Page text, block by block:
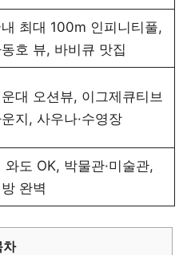
최대 100m 인피니티풀,
호 뷰, 바비큐 맛집
대 오션뷰, 이그제큐티브
지, 사우나·수영장
와도 OK, 박물관·미술관,
완벽
차